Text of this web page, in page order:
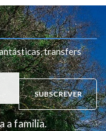
transfers
SUBSCREVER
a familia.